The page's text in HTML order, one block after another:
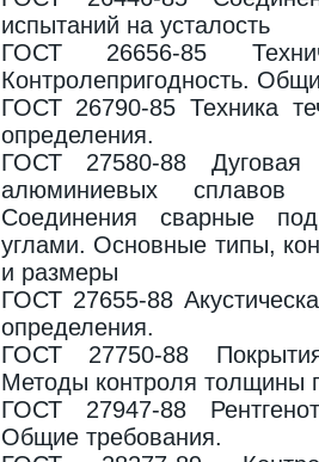
испытаний на усталость
ГОСТ 26656-85
Контролепригодность.
ГОСТ 26790-85 Техника
определения.
ГОСТ 27580-88
алюминиевых
Соединения сварные
углами. Основные типы,
и размеры
ГОСТ 27655-88
определения.
ГОСТ 27750-88
Методы контроля толщины
ГОСТ 27947-88
Общие требования.